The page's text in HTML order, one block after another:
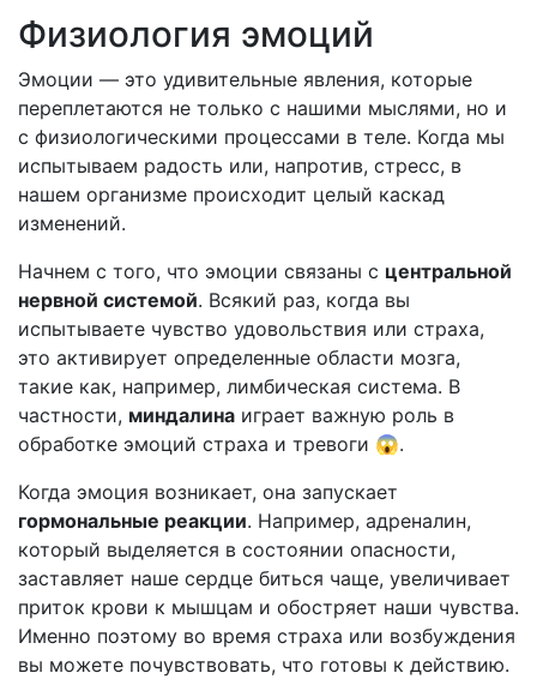
Физиология эмоций
Эмоции — это удивительные явления, которые
переплетаются не только с нашими мыслями, но и
с физиологическими процессами в теле. Когда мы
испытываем радость или, напротив, стресс, в
нашем организме происходит целый каскад
изменений.
Начнем с того, что эмоции связаны с центральной
нервной системой. Всякий раз, когда вы
испытываете чувство удовольствия или страха,
это активирует определенные области мозга,
такие как, например, лимбическая система. В
частности, миндалина играет важную роль в
обработке эмоций страха и тревоги 😱.
Когда эмоция возникает, она запускает
гормональные реакции. Например, адреналин,
который выделяется в состоянии опасности,
заставляет наше сердце биться чаще, увеличивает
приток крови к мышцам и обостряет наши чувства.
Именно поэтому во время страха или возбуждения
вы можете почувствовать, что готовы к действию.